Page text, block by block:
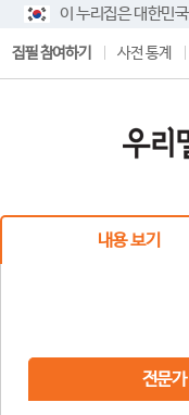
이 누리집은 대한민
집필 참여하기 사전 통계
내용 보기
전문